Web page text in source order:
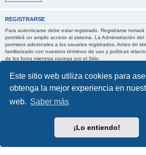
Este sitio web utiliza cookies para
obtenga la mejor experiencia en
web. Saber más
¡Lo entiendo!
REGISTRARSE
Para autenticarse debe estar registrado. Registrarse
permitirá un amplio acceso al sistema. La Administración
permisos adicionales a los usuarios registrados. Antes de
familiarizado con nuestros términos de uso y políticas
de los foros mientras navega por el Sitio.
Registrarse
Desarrollado porphpBB® Forum Software ©
phpBB